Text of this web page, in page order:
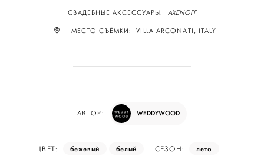
СВАДЕБНЫЕ АКСЕССУАРЫ: AXENOFF
МЕСТО СЪЁМКИ: VILLA ARCONATI, ITALY
АВТОР: WEDDYWOOD
ЦВЕТ: бежевый белый СЕЗОН: лето